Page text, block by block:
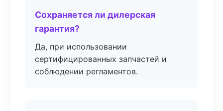
Сохраняется ли дилерская
гарантия?
Да, при использовании
сертифицированных запчастей и
соблюдении регламентов.